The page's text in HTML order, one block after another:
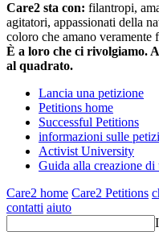
Care2 sta con: filantropi,
agitatori, appassionati della
coloro che amano veramente
È a loro che ci rivolgiamo.
al quadrato.
Lancia una petizione
Petitions home
Successful Petitions
informazioni sulle
Activist University
Guida alla creazione di
Care2 home Care2 Petitions
contatti aiuto